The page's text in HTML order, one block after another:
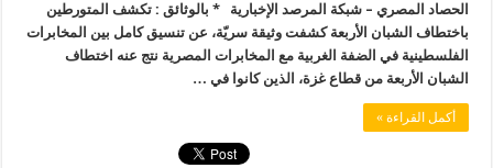
الحصاد المصري – شبكة المرصد الإخبارية * بالوثائق : تكشف المتورطين
باختطاف الشبان الأربعة كشفت وثيقة سريّة، عن تنسيق كامل بين المخابرات
الفلسطينية في الضفة الغربية مع المخابرات المصرية نتج عنه اختطاف
الشبان الأربعة من قطاع غزة، الذين كانوا في …
أكمل القراءة »